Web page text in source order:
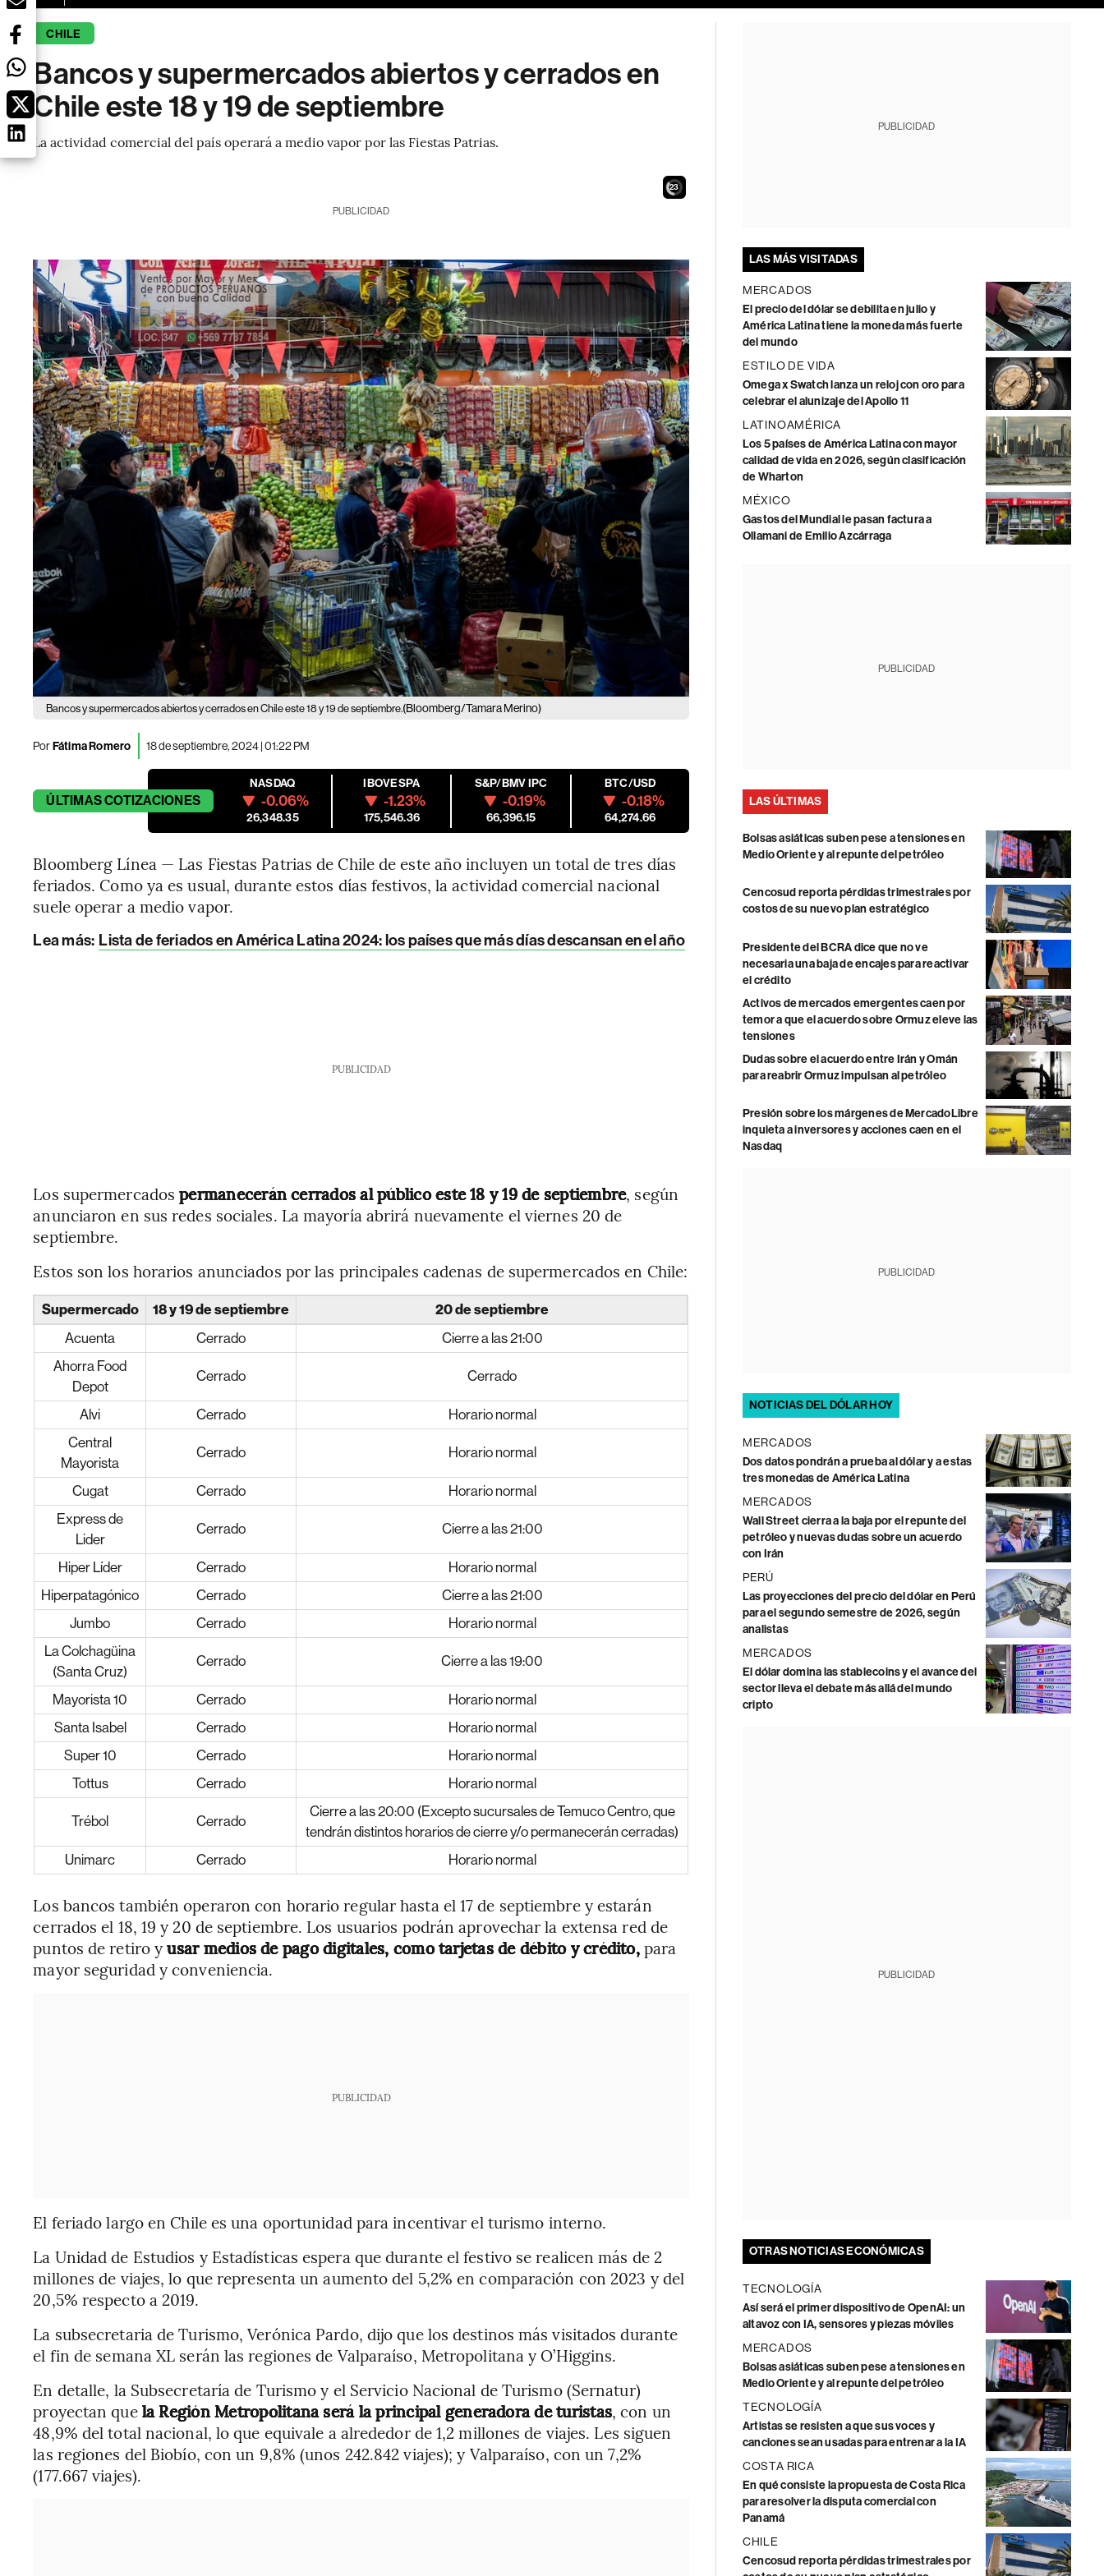
CHILE
Bancos y supermercados abiertos y cerrados en
Chile este 18 y 19 de septiembre
La actividad comercial del país operará a medio vapor por las Fiestas Patrias.
21
PUBLICIDAD
Bancos y supermercados abiertos y cerrados en Chile este 18 y 19 de septiembre.(Bloomberg/Tamara Merino)
PorFátima Romero 18 de septiembre, 2024 | 01:22 PM
ÚLTIMASCOTIZACIONES
NASDAQ
-0.06%
26,348.35
IBOVESPA
-1.23%
175,546.36
S&P/BMV IPC
-0.19%
66,396.15
BTC/USD
-0.18%
64,274.66
Bloomberg Línea — Las Fiestas Patrias de Chile de este año incluyen un total de tres días
feriados. Como ya es usual, durante estos días festivos, la actividad comercial nacional
suele operar a medio vapor.
Lea más: Lista de feriados en América Latina 2024: los países que más días descansan en el año
PUBLICIDAD
Los supermercadospermanecerán cerrados al público este 18 y 19 de septiembre, según
anunciaron en sus redes sociales. La mayoría abrirá nuevamente el viernes 20 de
septiembre.
Estos son los horarios anunciados por las principales cadenas de supermercados en Chile:
Supermercado 18 y 19 de septiembre
20 de septiembre
Acuenta
Cerrado
Cierre a las 21:00
Ahorra Food
Depot
Cerrado Cerrado
Alvi Cerrado
Horario normal
Central
Mayorista
Cerrado Horario normal
Cugat Cerrado
Horario normal
Express de
Lider
Cerrado Cierre a las 21:00
Hiper Líder Cerrado
Horario normal
Hiperpatagónico
Cerrado
Cierre a las 21:00
Jumbo
Cerrado
Horario normal
La Colchagüina
(Santa Cruz)
Cerrado Cierre a las 19:00
Mayorista 10 Cerrado
Horario normal
Santa Isabel
Cerrado
Horario normal
Super 10
Cerrado
Horario normal
Tottus
Cerrado Horario normal
Trébol Cerrado
Cierre a las 20:00 (Excepto sucursales de Temuco Centro, que
tendrán distintos horarios de cierre y/o permanecerán cerradas)
Unimarc
Cerrado Horario normal
Los bancos también operaron con horario regular hasta el 17 de septiembre y estarán
cerrados el 18, 19 y 20 de septiembre. Los usuarios podrán aprovechar la extensa red de
puntos de retiro yusar medios de pago digitales, como tarjetas de débito y crédito,para
mayor seguridad y conveniencia.
PUBLICIDAD
El feriado largo en Chile es una oportunidad para incentivar el turismo interno.
La Unidad de Estudios y Estadísticas espera que durante el festivo se realicen más de 2
millones de viajes, lo que representa un aumento del 5,2% en comparación con 2023 y del
20,5% respecto a 2019.
La subsecretaria de Turismo, Verónica Pardo, dijo que los destinos más visitados durante
el fin de semana XL serán las regiones de Valparaíso, Metropolitana y O’Higgins.
En detalle, la Subsecretaría de Turismo y el Servicio Nacional de Turismo (Sernatur)
proyectan quela Región Metropolitana será la principal generadora de turistas, con un
48,9% del total nacional, lo que equivale a alrededor de 1,2 millones de viajes. Les siguen
las regiones del Biobío, con un 9,8% (unos 242.842 viajes); y Valparaíso, con un 7,2%
(177.667 viajes).
PUBLICIDAD
LAS MÁS VISITADAS
MERCADOS
El precio del dólar se debilita en julio y
América Latina tiene la moneda más fuerte
del mundo
ESTILO DE VIDA
Omega x Swatch lanza un reloj con oro para
celebrar el alunizaje del Apollo 11
LATINOAMÉRICA
Los 5 países de América Latina con mayor
calidad de vida en 2026, según clasificación
de Wharton
MÉXICO
Gastos del Mundial le pasan factura a
Ollamani de Emilio Azcárraga
PUBLICIDAD
LAS ÚLTIMAS
Bolsas asiáticas suben pese a tensiones en
Medio Oriente y al repunte del petróleo
Cencosud reporta pérdidas trimestrales por
costos de su nuevo plan estratégico
Presidente del BCRA dice que no ve
necesaria una baja de encajes para reactivar
el crédito
Activos de mercados emergentes caen por
temor a que el acuerdo sobre Ormuz eleve las
tensiones
Dudas sobre el acuerdo entre Irán y Omán
para reabrir Ormuz impulsan al petróleo
Presión sobre los márgenes de MercadoLibre
inquieta a inversores y acciones caen en el
Nasdaq
PUBLICIDAD
NOTICIAS DEL DÓLAR HOY
MERCADOS
Dos datos pondrán a prueba al dólar y a estas
tres monedas de América Latina
MERCADOS
Wall Street cierra a la baja por el repunte del
petróleo y nuevas dudas sobre un acuerdo
con Irán
PERÚ
Las proyecciones del precio del dólar en Perú
para el segundo semestre de 2026, según
analistas
MERCADOS
El dólar domina las stablecoins y el avance del
sector lleva el debate más allá del mundo
cripto
PUBLICIDAD
OTRAS NOTICIAS ECONÓMICAS
TECNOLOGÍA
Así será el primer dispositivo de OpenAI: un
altavoz con IA, sensores y piezas móviles
MERCADOS
Bolsas asiáticas suben pese a tensiones en
Medio Oriente y al repunte del petróleo
TECNOLOGÍA
Artistas se resisten a que sus voces y
canciones sean usadas para entrenar a la IA
COSTA RICA
En qué consiste la propuesta de Costa Rica
para resolver la disputa comercial con
Panamá
CHILE
Cencosud reporta pérdidas trimestrales por